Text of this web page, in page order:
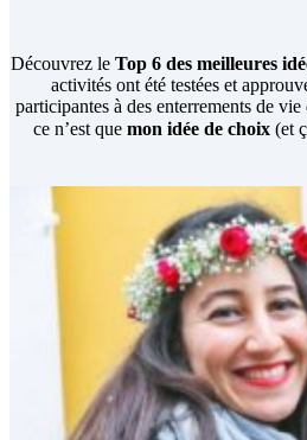
Découvrez le Top 6 des meilleures
activités ont été testées et
participantes à des enterrements de
ce n’est que mon idée de choix (et